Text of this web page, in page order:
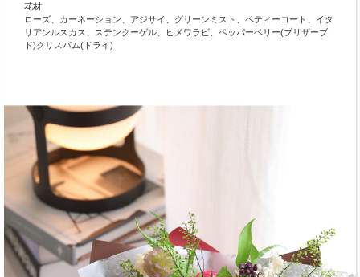
花材
ローズ、カーネーション、アジサイ、グリーンミスト、ペティーコート、イタ
リアンルスカス、ステンクーゲル、ヒメワラビ、ペッパーベリー(プリザーブ
ド)クリスパム(ドライ)